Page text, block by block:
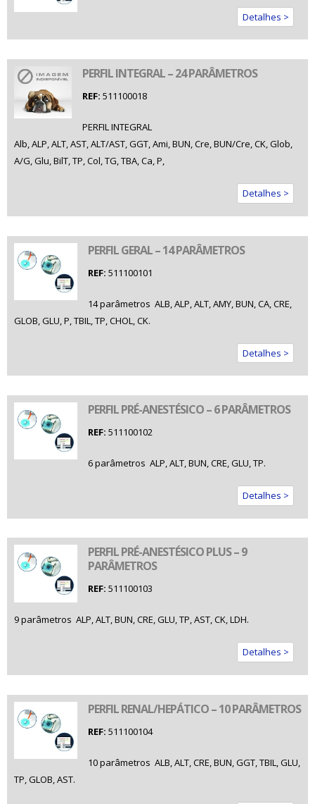
Detalhes >
PERFIL INTEGRAL – 24 PARÂMETROS
REF: 511100018
PERFIL INTEGRAL
Alb, ALP, ALT, AST, ALT/AST, GGT, Ami, BUN, Cre, BUN/Cre, CK, Glob,
A/G, Glu, BilT, TP, Col, TG, TBA, Ca, P,
Detalhes >
PERFIL GERAL – 14 PARÂMETROS
REF: 511100101
14 parâmetros  ALB, ALP, ALT, AMY, BUN, CA, CRE,
GLOB, GLU, P, TBIL, TP, CHOL, CK.
Detalhes >
PERFIL PRÉ-ANESTÉSICO – 6 PARÂMETROS
REF: 511100102
6 parâmetros  ALP, ALT, BUN, CRE, GLU, TP.
Detalhes >
PERFIL PRÉ-ANESTÉSICO PLUS – 9
PARÂMETROS
REF: 511100103
9 parâmetros  ALP, ALT, BUN, CRE, GLU, TP, AST, CK, LDH.
Detalhes >
PERFIL RENAL/HEPÁTICO – 10 PARÂMETROS
REF: 511100104
10 parâmetros  ALB, ALT, CRE, BUN, GGT, TBIL, GLU,
TP, GLOB, AST.